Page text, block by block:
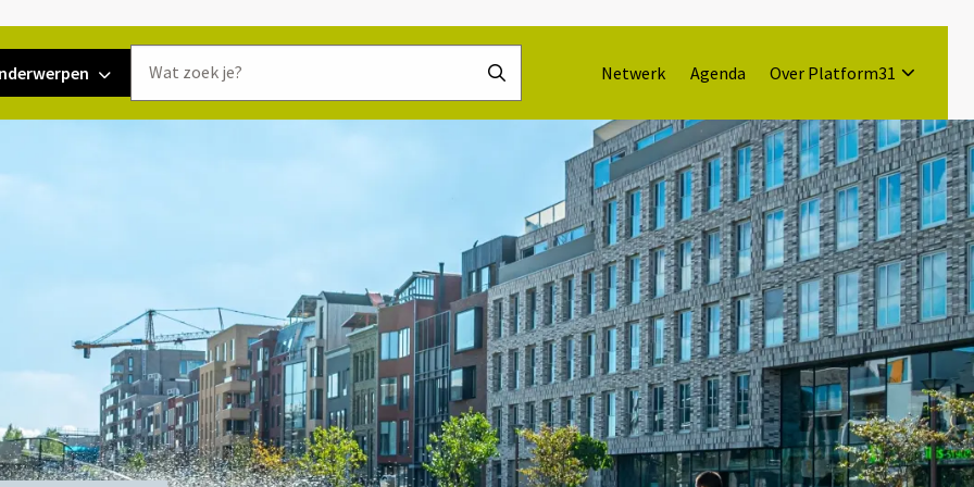
Doorzoek
de
website
Netwerk Agenda Over Platform31